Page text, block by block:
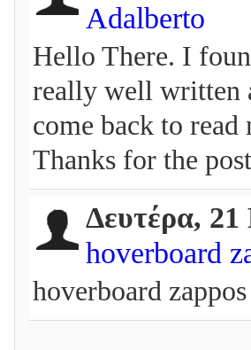
Adalberto
Hello There. I
really well written
come back to
Thanks for the
Δευτέρα,
hoverboard
hoverboard